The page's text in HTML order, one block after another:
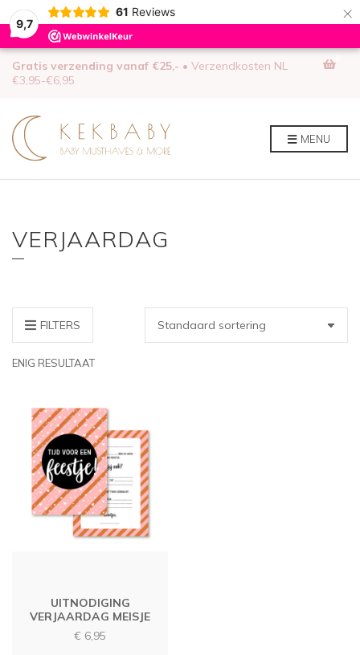
9,7
61 Reviews ×
Gratis verzending vanaf €25,- • Verzendkosten NL
€3,95-€6,95
MENU
VERJAARDAG
FILTERS
ENIG RESULTAAT
UITNODIGING
VERJAARDAG MEISJE
€ 6,95